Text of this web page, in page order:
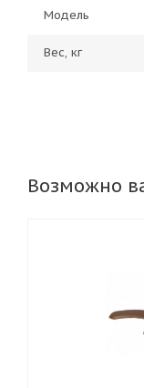
Модель
Вес, кг
Возможно